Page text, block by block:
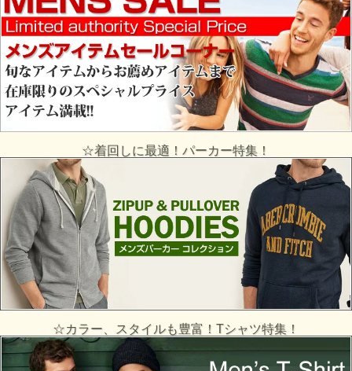
☆着回しに最適！パーカー特集！
☆カラー、スタイルも豊富！Tシャツ特集！